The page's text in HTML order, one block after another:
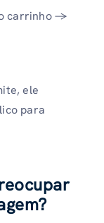
carrinho →
ele
para